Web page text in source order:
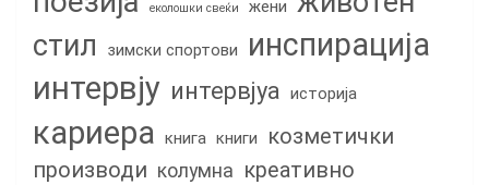
еколошки свеќи жени
стил
зимски спортови
инспирација
интервју интервјуа историја
кариера книга книги
козметички
производи колумна креативно